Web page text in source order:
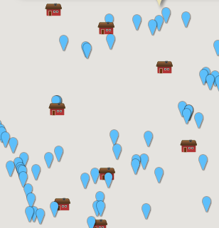
1891 begärde Josef Andersson i
att få flytta till fattighuset och få
kommunalkassan. Han fick då
och lösegendom till kommunen.
fanns; huset Skogslund, en studsare,
slagbord, en säng, en draglåda, tre
en skänk, ett mindre bord, två
bord, en klarinett, en järnkamin, en
ljusstockar, diverse böcker, ett större
flata tallrikar och mindre koppar, två
vedyxor, en handyxa, två buskhackor,
bord, en lie med orv, en ny lykta, tre
järnkratta, en räfsa, två spadar, cirka
Upptecknad i Skogslund den 4
Lundin och J Johansson.